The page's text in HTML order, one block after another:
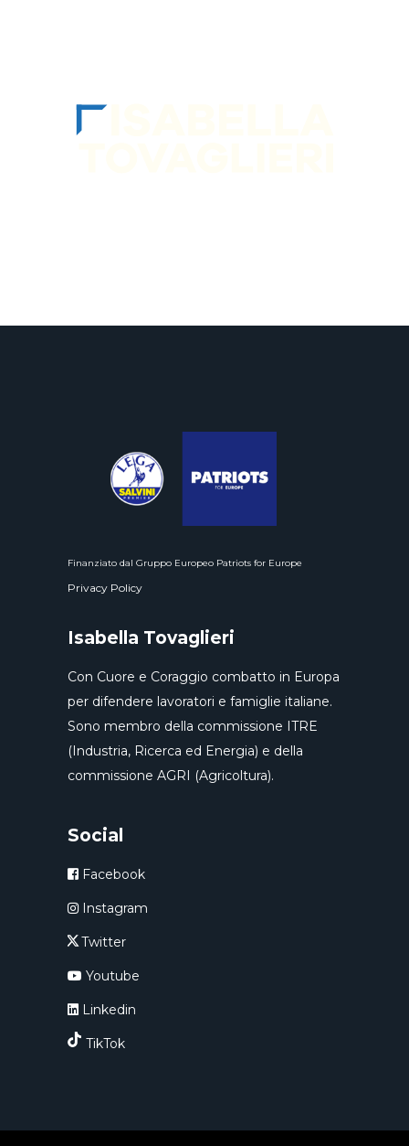
Finanziato dal Gruppo Europeo Patriots for Europe
Privacy Policy
Isabella Tovaglieri
Con Cuore e Coraggio combatto in Europa
per difendere lavoratori e famiglie italiane.
Sono membro della commissione ITRE
(Industria, Ricerca ed Energia) e della
commissione AGRI (Agricoltura).
Social
Facebook
Instagram
Twitter
Youtube
Linkedin
TikTok